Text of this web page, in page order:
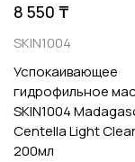
8 550 ₸
SKIN1004
Успокаивающее
гидрофильное
SKIN1004
Centella Light
200мл